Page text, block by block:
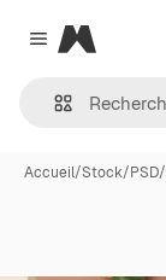
Close menu
Magnific
Accueil/Stock/PSD/